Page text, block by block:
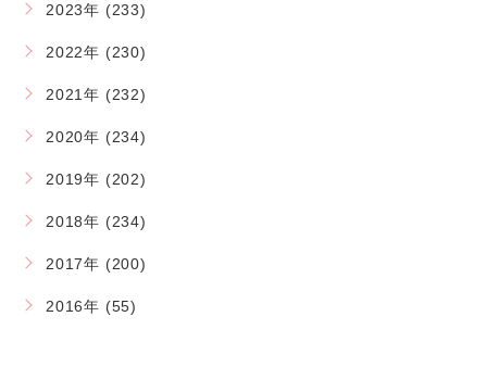
2023年 (233)
2022年 (230)
2021年 (232)
2020年 (234)
2019年 (202)
2018年 (234)
2017年 (200)
2016年 (55)